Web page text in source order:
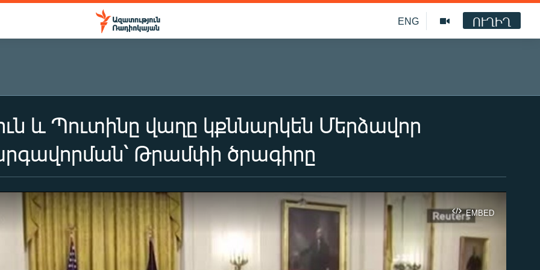
ENG ՈՒՂԻՂ
և Պուտինը վաղը կքննարկեն Մերձավոր
Թրամփի ծրագիրը
EMBED